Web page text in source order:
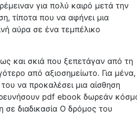
για πολύ καιρό μετά την
τίποτα που να αφήνει μια
αύρα σε ένα τεμπέλικο
και σκιά που ξεπετάγαν από τη
από αξιοσημείωτο. Για
να προκαλέσει μια αίσθηση
pdf ebook δωρεάν
σε διαδικασία Ο δρόμος του